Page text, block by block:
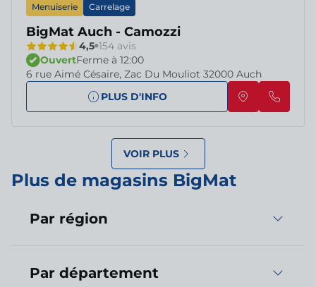
Menuiserie Carrelage
BigMat Auch - Camozzi
4,5 154 avis
OuvertFerme à 12:00
6 rue Aimé Césaire, Zac Du Mouliot 32000 Auch
PLUS D'INFO
VOIR PLUS
Plus de magasins BigMat
Par région
Par département